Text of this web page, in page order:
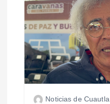
ó
n
d
e
Noticias de Cuautla